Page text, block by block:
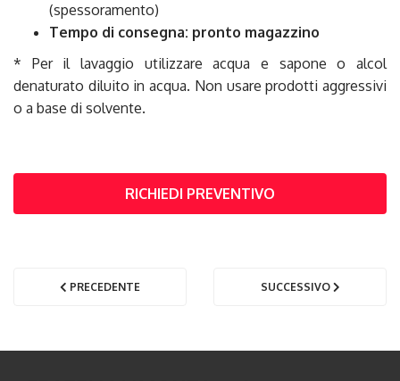
(spessoramento)
Tempo di consegna: pronto magazzino
* Per il lavaggio utilizzare acqua e sapone o alcol
denaturato diluito in acqua. Non usare prodotti aggressivi
o a base di solvente.
RICHIEDI PREVENTIVO
PRECEDENTE SUCCESSIVO